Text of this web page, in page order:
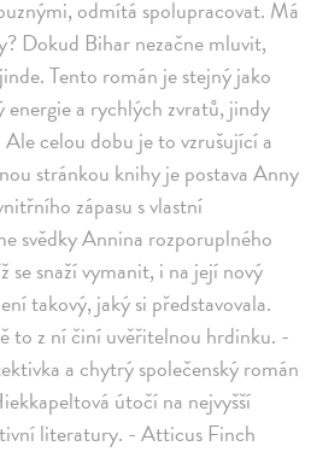
odmítá spolupracovat. Má
Dokud Bihar nezačne mluvit,
Tento román je stejný jako
a rychlých zvratů, jindy
celou dobu je to vzrušující a
stránkou knihy je postava Anny
zápasu s vlastní
svědky Annina rozporuplného
snaží vymanit, i na její nový
takový, jaký si představovala.
to z ní činí uvěřitelnou hrdinku. -
a chytrý společenský román
útočí na nejvyšší
literatury. - Atticus Finch